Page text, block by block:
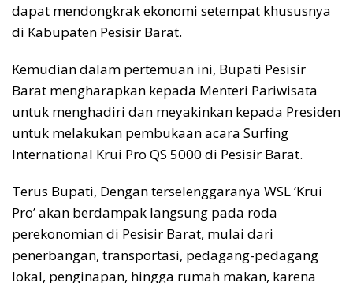
dapat mendongkrak ekonomi setempat khususnya
di Kabupaten Pesisir Barat.
Kemudian dalam pertemuan ini, Bupati Pesisir
Barat mengharapkan kepada Menteri Pariwisata
untuk menghadiri dan meyakinkan kepada Presiden
untuk melakukan pembukaan acara Surfing
International Krui Pro QS 5000 di Pesisir Barat.
Terus Bupati, Dengan terselenggaranya WSL ‘Krui
Pro’ akan berdampak langsung pada roda
perekonomian di Pesisir Barat, mulai dari
penerbangan, transportasi, pedagang-pedagang
lokal, penginapan, hingga rumah makan, karena